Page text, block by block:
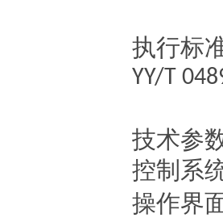
执行标
YY/T
技术参
控制系
操作界